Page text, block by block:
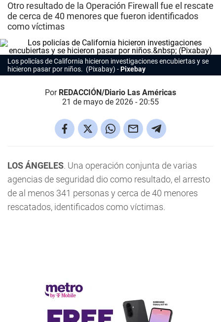
Otro resultado de la Operación Firewall fue el rescate
de cerca de 40 menores que fueron identificados
como víctimas
Los policías de California hicieron investigaciones encubiertas y se
hicieron pasar por niños. (Pixabay)
Pixebay
Por REDACCIÓN/Diario Las Américas
21 de mayo de 2026 - 20:55
LOS ÁNGELES. Una operación conjunta de varias
agencias de seguridad dio como resultado, el arresto
de al menos 341 personas y cerca de 40 menores
rescatados, identificados como víctimas.